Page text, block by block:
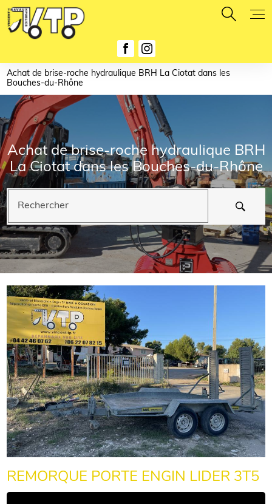
Achat de brise-roche hydraulique BRH La Ciotat dans les
Bouches-du-Rhône
Achat de brise-roche hydraulique BRH
La Ciotat dans les Bouches-du-Rhône
Rechercher
REMORQUE PORTE ENGIN LIDER 3T5
Panneau de gestion des cookies